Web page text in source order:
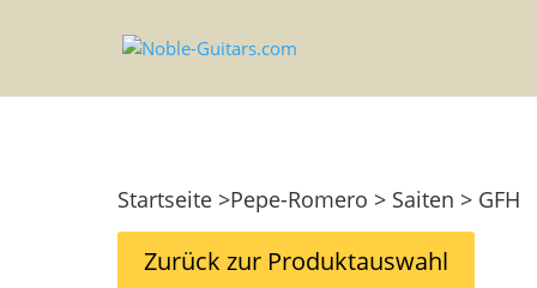
Startseite >Pepe-Romero > Saiten > GFH
Zurück zur Produktauswahl